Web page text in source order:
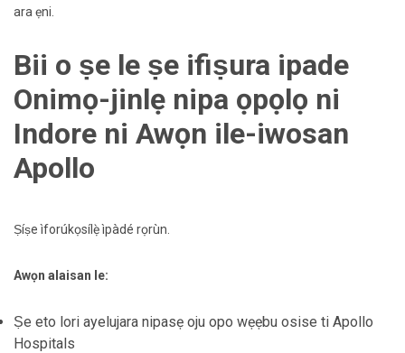
ara ẹni.
Bii o ṣe le ṣe ifiṣura ipade
Onimọ-jinlẹ nipa ọpọlọ ni
Indore ni Awọn ile-iwosan
Apollo
Ṣíṣe ìforúkọsílẹ̀ ìpàdé rọrùn.
Awọn alaisan le:
Ṣe eto lori ayelujara nipasẹ oju opo wẹẹbu osise ti Apollo
Hospitals